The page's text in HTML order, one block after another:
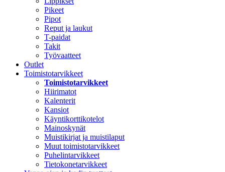
Pikeet
Pipot
Reput ja laukut
T-paidat
Takit
Työvaatteet
Outlet
Toimistotarvikkeet
Toimistotarvikkeet
Hiirimatot
Kalenterit
Kansiot
Käyntikorttikotelot
Mainoskynät
Muistikirjat ja muistilaput
Muut toimistotarvikkeet
Puhelintarvikkeet
Tietokonetarvikkeet